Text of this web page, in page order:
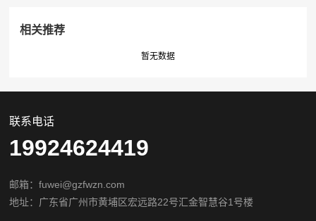
相关推荐
暂无数据
联系电话
19924624419
邮箱：fuwei@gzfwzn.com
地址：广东省广州市黄埔区宏远路22号汇金智慧谷1号楼